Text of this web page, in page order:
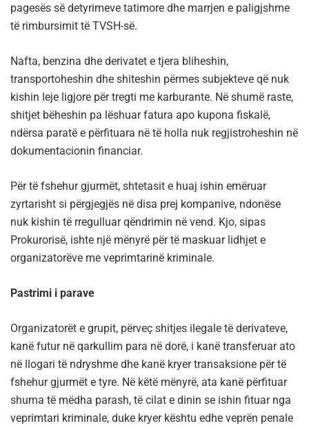
pagesës së detyrimeve tatimore dhe marrjen e paligjshme
të rimbursimit të TVSH-së.
Nafta, benzina dhe derivatet e tjera bliheshin,
transportoheshin dhe shiteshin përmes subjekteve që nuk
kishin leje ligjore për tregti me karburante. Në shumë raste,
shitjet bëheshin pa lëshuar fatura apo kupona fiskalë,
ndërsa paratë e përfituara në të holla nuk regjistroheshin në
dokumentacionin financiar.
Për të fshehur gjurmët, shtetasit e huaj ishin emëruar
zyrtarisht si përgjegjës në disa prej kompanive, ndonëse
nuk kishin të rregulluar qëndrimin në vend. Kjo, sipas
Prokurorisë, ishte një mënyrë për të maskuar lidhjet e
organizatorëve me veprimtarinë kriminale.
Pastrimi i parave
Organizatorët e grupit, përveç shitjes ilegale të derivateve,
kanë futur në qarkullim para në dorë, i kanë transferuar ato
në llogari të ndryshme dhe kanë kryer transaksione për të
fshehur gjurmët e tyre. Në këtë mënyrë, ata kanë përfituar
shuma të mëdha parash, të cilat e dinin se ishin fituar nga
veprimtari kriminale, duke kryer kështu edhe veprën penale